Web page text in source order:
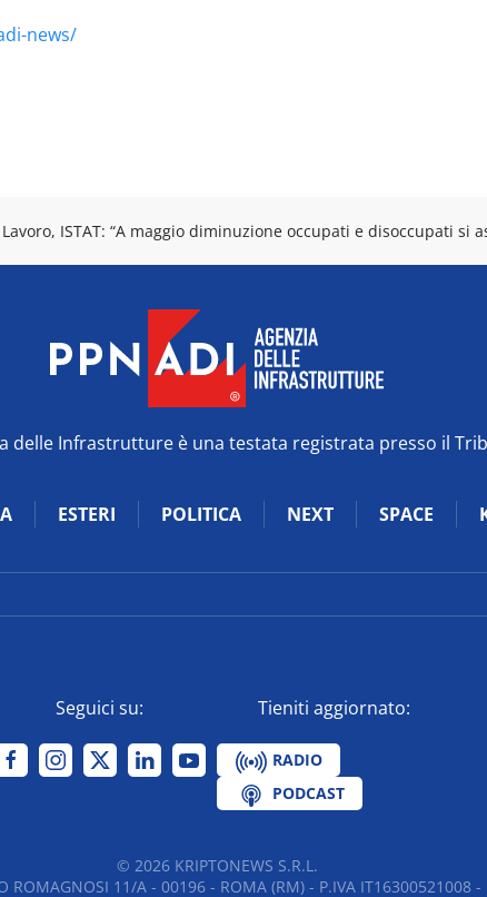
news/
Lavoro, ISTAT: “A maggio diminuzione occupati e disoccupati si
delle Infrastrutture è una testata registrata presso il
ESTERI POLITICA NEXT SPACE
Seguici su: Tieniti aggiornato:
RADIO
PODCAST
© 2026KRIPTONEWS S.R.L.
ROMAGNOSI 11/A - 00196 - ROMA (RM) - P.IVA IT16300521008 -